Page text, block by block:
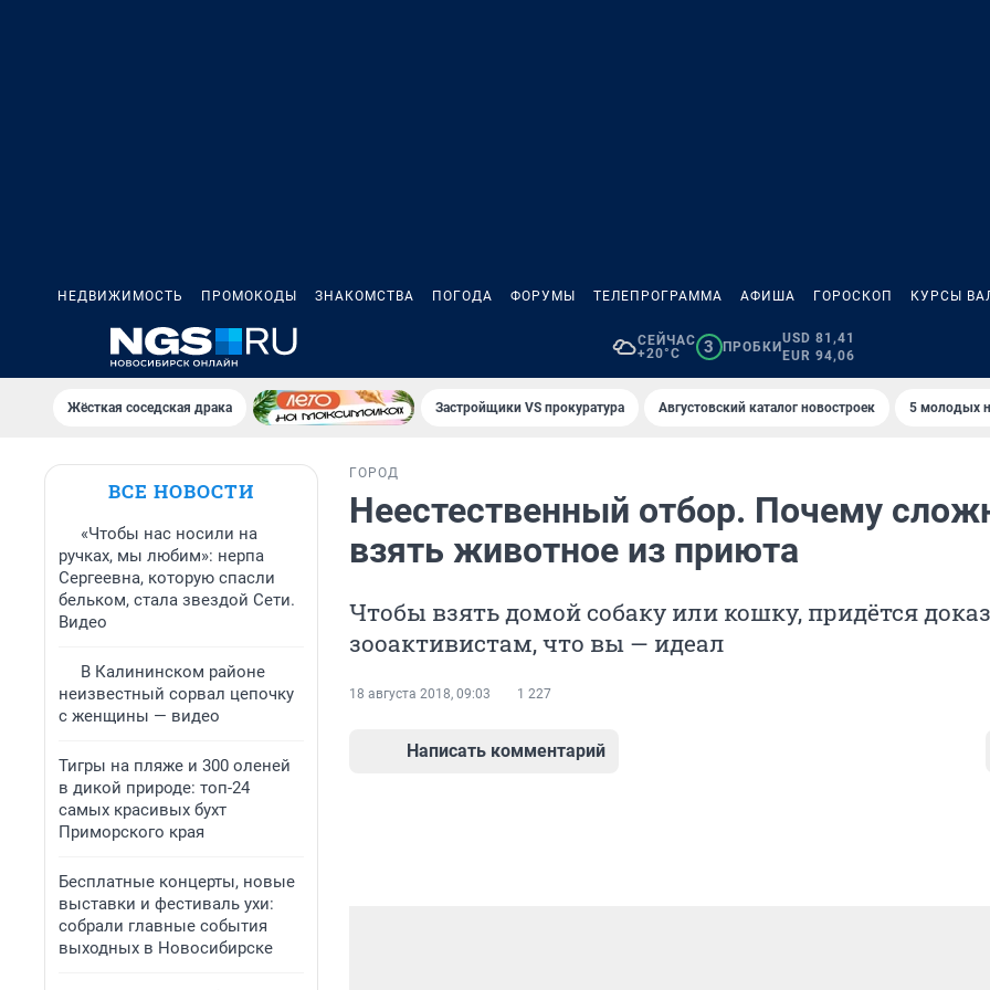
НЕДВИЖИМОСТЬ ПРОМОКОДЫ ЗНАКОМСТВА ПОГОДА ФОРУМЫ ТЕЛЕПРОГРАММА АФИША ГОРОСКОП КУРСЫ
СЕЙЧАС
+20°C
3 ПРОБКИ
USD 81,41
EUR 94,06
Жёсткая соседская драка Застройщики VS прокуратура Августовский каталог новостроек 5 молодых
ВСЕ НОВОСТИ
«Чтобы нас носили на
ручках, мы любим»: нерпа
Сергеевна, которую спасли
бельком, стала звездой Сети.
Видео
В Калининском районе
неизвестный сорвал цепочку
с женщины — видео
Тигры на пляже и 300 оленей
в дикой природе: топ-24
самых красивых бухт
Приморского края
Бесплатные концерты, новые
выставки и фестиваль ухи:
собрали главные события
выходных в Новосибирске
ГОРОД
Неестественный отбор. Почему
взять животное из приюта
Чтобы взять домой собаку или кошку, придётся
зооактивистам, что вы — идеал
18 августа 2018, 09:03 1 227
Написать комментарий